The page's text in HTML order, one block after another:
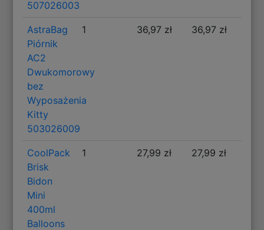
507026003
AstraBag
Piórnik
AC2
Dwukomorowy
bez
Wyposażenia
Kitty
503026009
1 36,97 zł 36,97 zł
CoolPack
Brisk
Bidon
Mini
400ml
Balloons
1 27,99 zł 27,99 zł